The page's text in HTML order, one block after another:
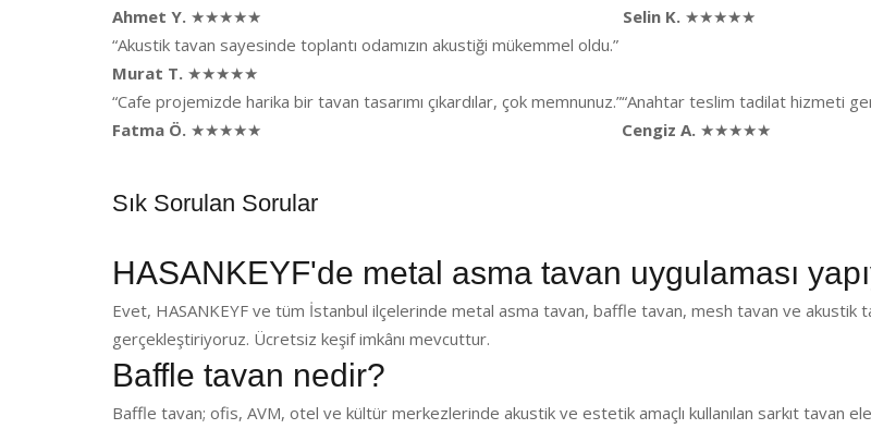
Ahmet Y. ★★★★★
Selin K. ★★★★★
“Akustik tavan sayesinde toplantı odamızın akustiği mükemmel oldu.”
Murat T. ★★★★★
“Cafe projemizde harika bir tavan tasarımı çıkardılar, çok memnunuz.”
Fatma Ö. ★★★★★
“Anahtar teslim tadilat hizmeti
Cengiz A. ★★★★★
Sık Sorulan Sorular
HASANKEYF'de metal asma tavan uygulaması
Evet, HASANKEYF ve tüm İstanbul ilçelerinde metal asma tavan, baffle tavan, mesh tavan ve akustik
gerçekleştiriyoruz. Ücretsiz keşif imkânı mevcuttur.
Baffle tavan nedir?
Baffle tavan; ofis, AVM, otel ve kültür merkezlerinde akustik ve estetik amaçlı kullanılan sarkıt tavan